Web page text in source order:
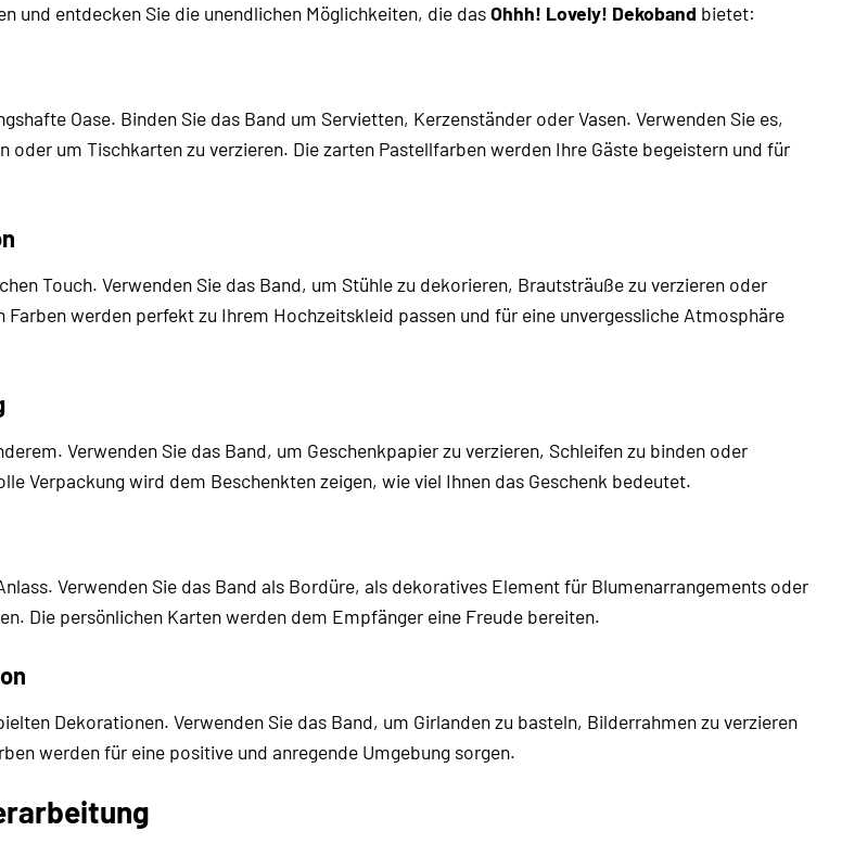
und entdecken Sie die unendlichen Möglichkeiten, die dasOhhh! Lovely! Dekoband bietet:
Oase. Binden Sie das Band um Servietten, Kerzenständer oder Vasen. Verwenden Sie es,
oder um Tischkarten zu verzieren. Die zarten Pastellfarben werden Ihre Gäste begeistern und für
Touch. Verwenden Sie das Band, um Stühle zu dekorieren, Brautsträuße zu verzieren oder
werden perfekt zu Ihrem Hochzeitskleid passen und für eine unvergessliche Atmosphäre
Verwenden Sie das Band, um Geschenkpapier zu verzieren, Schleifen zu binden oder
Verpackung wird dem Beschenkten zeigen, wie viel Ihnen das Geschenk bedeutet.
Verwenden Sie das Band als Bordüre, als dekoratives Element für Blumenarrangements oder
Die persönlichen Karten werden dem Empfänger eine Freude bereiten.
Dekorationen. Verwenden Sie das Band, um Girlanden zu basteln, Bilderrahmen zu verzieren
werden für eine positive und anregende Umgebung sorgen.